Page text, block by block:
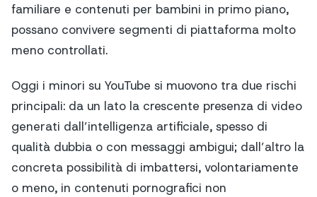
familiare e contenuti per bambini in primo piano,
possano convivere segmenti di piattaforma molto
meno controllati.
Oggi i minori su YouTube si muovono tra due rischi
principali: da un lato la crescente presenza di video
generati dall’intelligenza artificiale, spesso di
qualità dubbia o con messaggi ambigui; dall’altro la
concreta possibilità di imbattersi, volontariamente
o meno, in contenuti pornografici non